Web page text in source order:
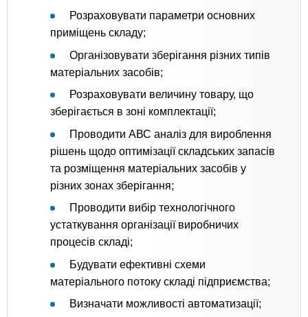
Розраховувати параметри основних
приміщень складу;
Організовувати зберігання різних типів
матеріальних засобів;
Розраховувати величину товару, що
зберігається в зоні комплектації;
Проводити АВС аналіз для вироблення
рішень щодо оптимізації складських запасів
та розміщення матеріальних засобів у
різних зонах зберігання;
Проводити вибір технологічного
устаткування організації виробничих
процесів складі;
Будувати ефективні схеми
матеріального потоку складі підприємства;
Визначати можливості автоматизації;